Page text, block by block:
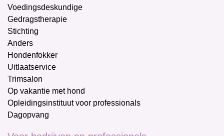
Voedingsdeskundige
Gedragstherapie
Stichting
Anders
Hondenfokker
Uitlaatservice
Trimsalon
Op vakantie met hond
Opleidingsinstituut voor professionals
Dagopvang